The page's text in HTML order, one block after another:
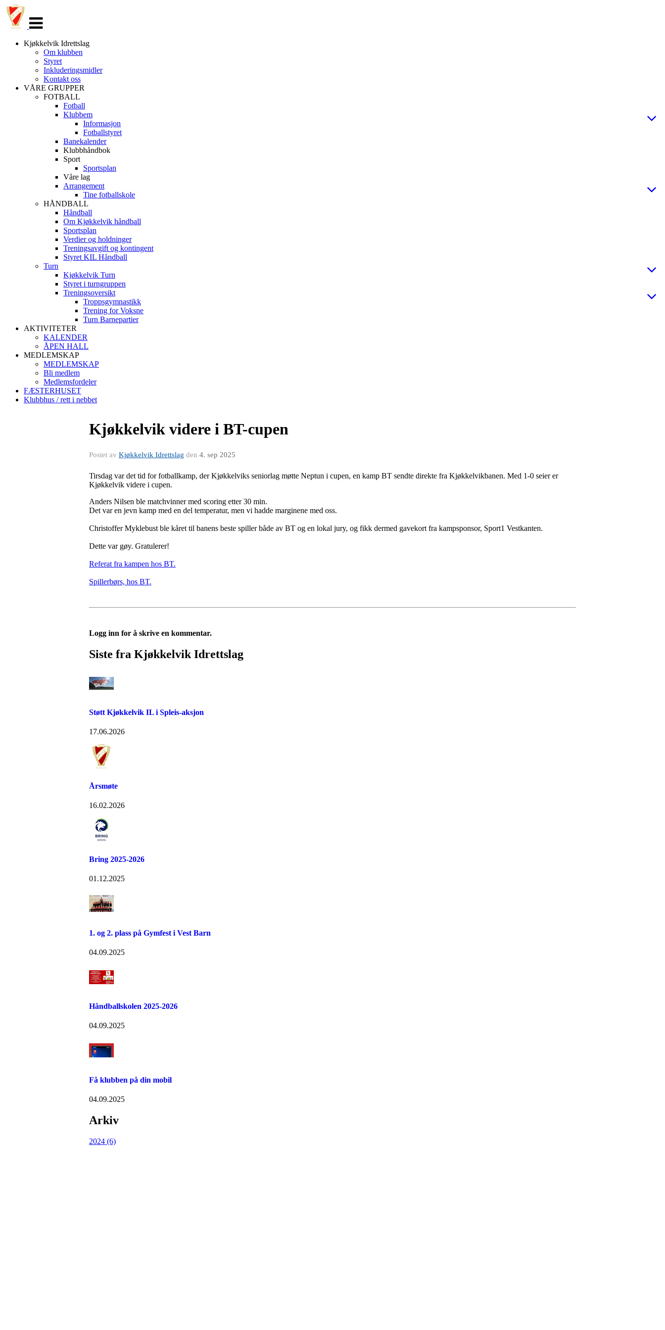
navigasjon
Kjøkkelvik Idrettslag
Om klubben
Styret
Inkluderingsmidler
Kontakt oss
VÅRE GRUPPER
FOTBALL
Fotball
Klubbem
Informasjon
Fotballstyret
Banekalender
Klubbhåndbok
Sport
Sportsplan
Våre lag
Arrangement
Tine fotballskole
HÅNDBALL
Håndball
Om Kjøkkelvik håndball
Sportsplan
Verdier og holdninger
Treningsavgift og kontingent
Styret KIL Håndball
Turn
Kjøkkelvik Turn
Styret i turngruppen
Treningsoversikt
Troppsgymnastikk
Trening for Voksne
Turn Barnepartier
AKTIVITETER
KALENDER
ÅPEN HALL
MEDLEMSKAP
MEDLEMSKAP
Bli medlem
Medlemsfordeler
FÆSTERHUSET
Klubbhus / rett i nebbet
Kjøkkelvik videre i BT-cupen
Postet av Kjøkkelvik Idrettslag den 4. sep 2025
Tirsdag var det tid for fotballkamp, der Kjøkkelviks seniorlag møtte Neptun i cupen, en kamp BT sendte direkte fra Kjøkkelvikbanen. Med 1-0 seier er
Kjøkkelvik videre i cupen.
Anders Nilsen ble matchvinner med scoring etter 30 min.
Det var en jevn kamp med en del temperatur, men vi hadde marginene med oss.
Christoffer Myklebust ble kåret til banens beste spiller både av BT og en lokal jury, og fikk dermed gavekort fra kampsponsor, Sport1 Vestkanten.
Dette var gøy. Gratulerer!
Referat fra kampen hos BT.
Spillerbørs, hos BT.
Logg inn for å skrive en kommentar.
Siste fra Kjøkkelvik Idrettslag
Støtt Kjøkkelvik IL i Spleis-aksjon
17.06.2026
Årsmøte
16.02.2026
Bring 2025-2026
01.12.2025
1. og 2. plass på Gymfest i Vest Barn
04.09.2025
Håndballskolen 2025-2026
04.09.2025
Få klubben på din mobil
04.09.2025
Arkiv
2024 (6)